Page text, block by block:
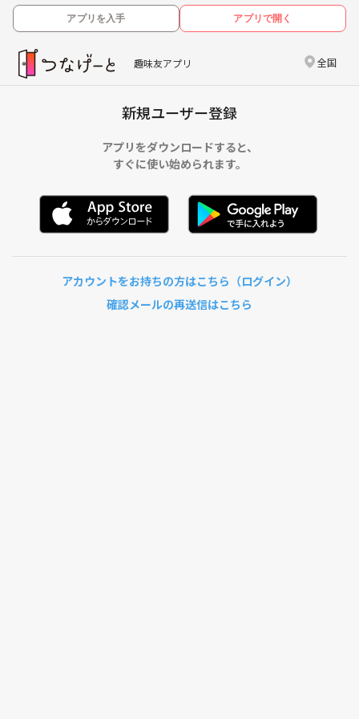
アプリを入手 アプリで開く
趣味友アプリ 全国
新規ユーザー登録
アプリをダウンロードすると、
すぐに使い始められます。
アカウントをお持ちの方はこちら（ログイン）
確認メールの再送信はこちら